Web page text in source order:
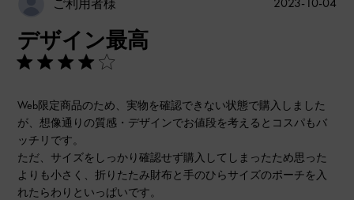
ご利用者様
デザイン最高
Web限定商品のため、実物を確認できない状態で購入しました
が、想像通りの質感・デザインでお値段を考えるとコスパもバ
ッチリです。
ただ、サイズをしっかり確認せず購入してしまったため思った
よりも小さく、折りたたみ財布と手のひらサイズのポーチを入
れたらわりといっぱいです。